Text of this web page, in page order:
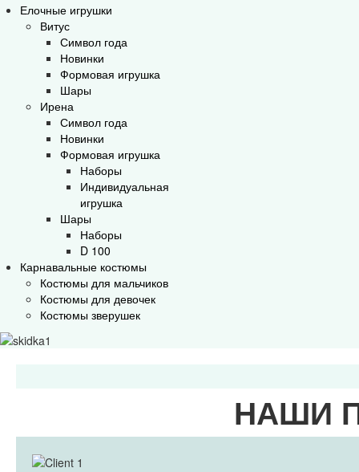
Елочные игрушки
Витус
Символ года
Новинки
Формовая игрушка
Шары
Ирена
Символ года
Новинки
Формовая игрушка
Наборы
Индивидуальная
игрушка
Шары
Наборы
D 100
Карнавальные костюмы
Костюмы для мальчиков
Костюмы для девочек
Костюмы зверушек
НАШИ